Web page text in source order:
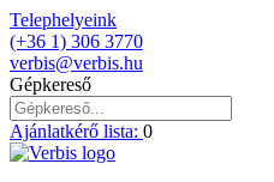
Telephelyeink
(+36 1) 306 3770
verbis@verbis.hu
Gépkereső
Ajánlatkérő lista: 0